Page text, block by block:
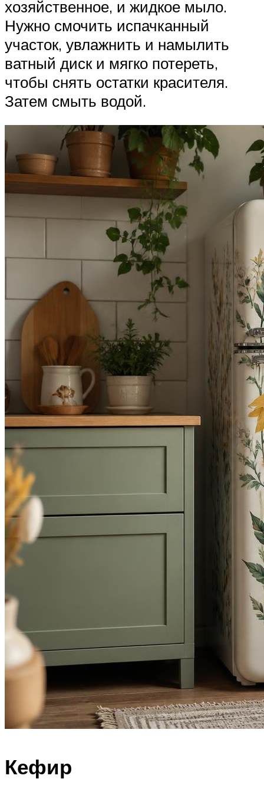
хозяйственное, и жидкое мыло.
Нужно смочить испачканный
участок, увлажнить и намылить
ватный диск и мягко потереть,
чтобы снять остатки красителя.
Затем смыть водой.
Кефир